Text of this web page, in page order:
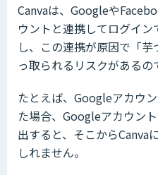
Canvaは、Googleや
ウントと連携してログイ
し、この連携が原因で「
っ取られるリスクがあるの
たとえば、Googleアカウ
た場合、Googleアカウン
出すると、そこからCanva
しれません。